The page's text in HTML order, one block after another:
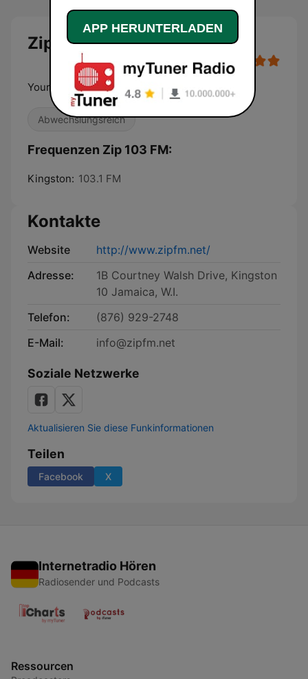
Zip 103 FM
Your high energy station
Abwechslungsreich
Frequenzen Zip 103 FM:
Kingston: 103.1 FM
Kontakte
Website
http://www.zipfm.net/
Adresse:
1B Courtney Walsh Drive, Kingston
10 Jamaica, W.I.
Telefon:
(876) 929-2748
E-Mail:
info@zipfm.net
Soziale Netzwerke
Aktualisieren Sie diese Funkinformationen
Teilen
Facebook X
Internetradio Hören
Radiosender und Podcasts
Ressourcen
APP HERUNTERLADEN